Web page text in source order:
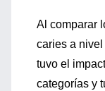
Al comparar
caries a
tuvo el
categorías y